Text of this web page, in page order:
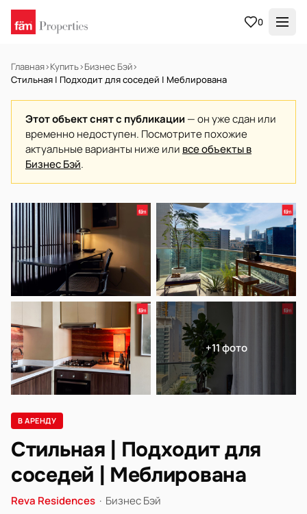
0
Главная›Купить›Бизнес Бэй›
Стильная | Подходит для соседей | Меблирована
Этот объект снят с публикации — он уже сдан или
временно недоступен. Посмотрите похожие
актуальные варианты ниже или все объекты в
Бизнес Бэй.
В АРЕНДУ Готов к заселению
+11 фото
В АРЕНДУ
Стильная | Подходит для
соседей | Меблирована
Reva Residences · Бизнес Бэй